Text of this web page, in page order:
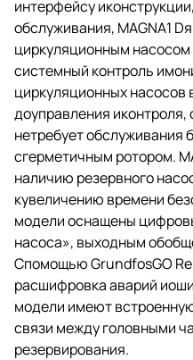
интерфейсу
обслуживания, MAGNA1
циркуляционным
системный контроль
циркуляционных насосов
доуправления
нетребует обслуживания
сгерметичным ротором.
наличию резервного
кувеличению времени
модели оснащены
насоса», выходным
Спомощью GrundfosGO
расшифровка аварий
модели имеют
связи между головными
резервирования.